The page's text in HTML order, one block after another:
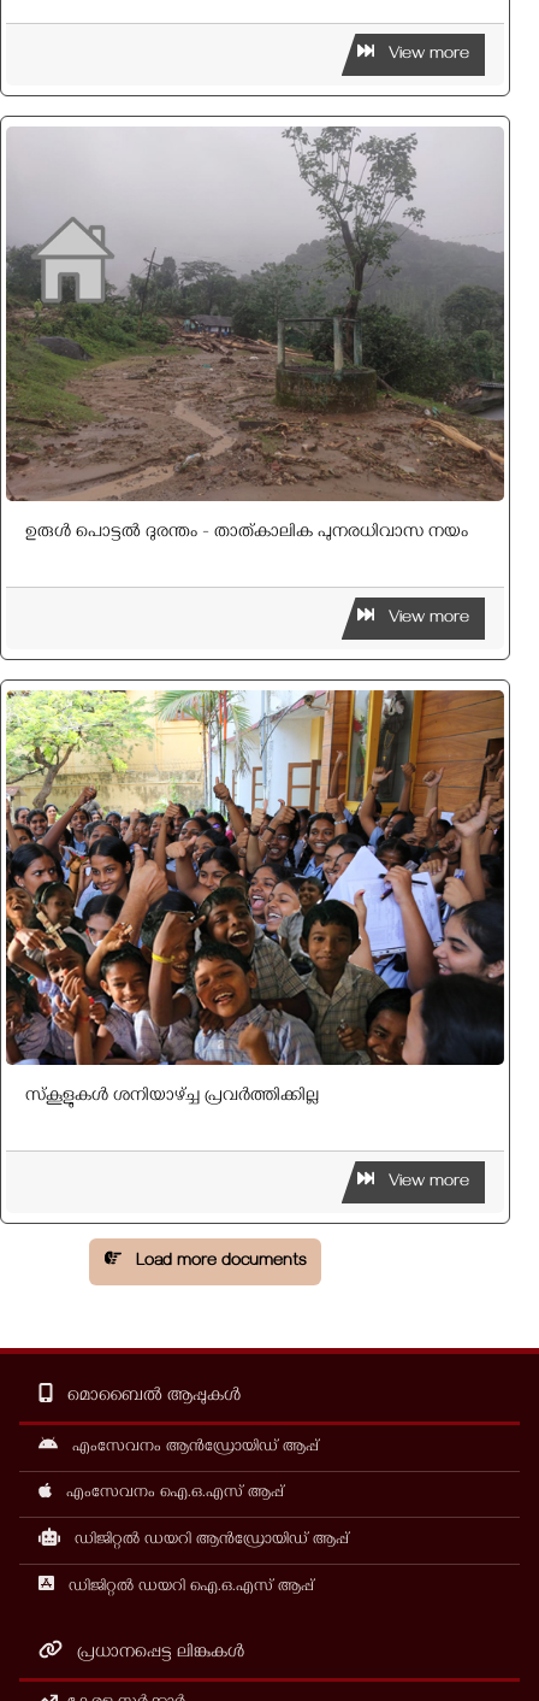
View more
ഉരുൾ പൊട്ടൽ ദുരന്തം - താത്കാലിക പുനരധിവാസ നയം
View more
സ്‌കൂളുകൾ ശനിയാഴ്ച്ച പ്രവർത്തിക്കില്ല
View more
Load more documents
മൊബൈൽ ആപ്പുകൾ
എംസേവനം ആൻഡ്രോയിഡ് ആപ്പ്
എംസേവനം ഐ.ഒ.എസ് ആപ്പ്
ഡിജിറ്റൽ ഡയറി ആൻഡ്രോയിഡ് ആപ്പ്
ഡിജിറ്റൽ ഡയറി ഐ.ഒ.എസ് ആപ്പ്
പ്രധാനപ്പെട്ട ലിങ്കുകൾ